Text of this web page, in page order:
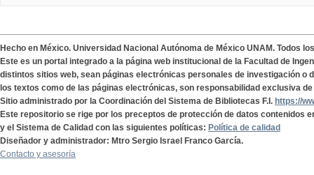
Hecho en México. Universidad Nacional Autónoma de México UNAM. Todos
Este es un portal integrado a la página web institucional de la Facultad de
distintos sitios web, sean páginas electrónicas personales de investigación o
los textos como de las páginas electrónicas, son responsabilidad exclusiva
Sitio administrado por la Coordinación del Sistema de Bibliotecas F.I. https://
Este repositorio se rige por los preceptos de protección de datos contenidos
y el Sistema de Calidad con las siguientes políticas: Política de calidad
Diseñador y administrador: Mtro Sergio Israel Franco García.
Contacto y asesoría